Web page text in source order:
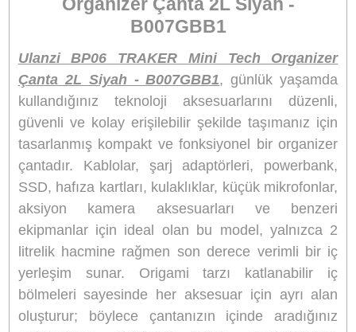
Marka
ULANZI
Stok Kodu
ULANZI B007GBB1
Stok Durumu
Stokta Yok
GTIN
6974774330493
Garanti Süresi 24 Ay
%10 indirim
2.109,00 TL
1.900,00 TL